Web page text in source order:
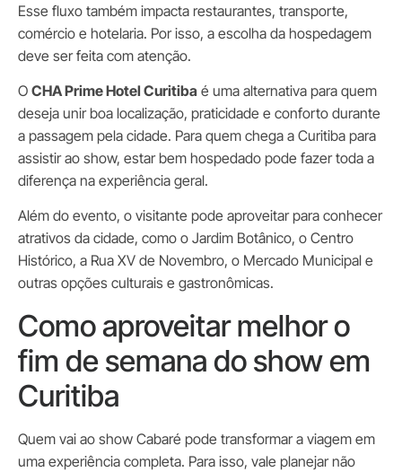
Esse fluxo também impacta restaurantes, transporte,
comércio e hotelaria. Por isso, a escolha da hospedagem
deve ser feita com atenção.
O CHA Prime Hotel Curitiba é uma alternativa para quem
deseja unir boa localização, praticidade e conforto durante
a passagem pela cidade. Para quem chega a Curitiba para
assistir ao show, estar bem hospedado pode fazer toda a
diferença na experiência geral.
Além do evento, o visitante pode aproveitar para conhecer
atrativos da cidade, como o Jardim Botânico, o Centro
Histórico, a Rua XV de Novembro, o Mercado Municipal e
outras opções culturais e gastronômicas.
Como aproveitar melhor o
fim de semana do show em
Curitiba
Quem vai ao show Cabaré pode transformar a viagem em
uma experiência completa. Para isso, vale planejar não